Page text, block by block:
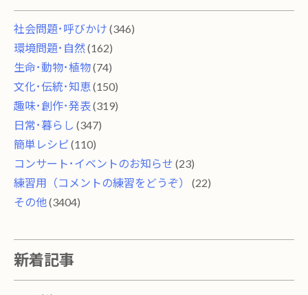
社会問題･呼びかけ (346)
環境問題･自然(162)
生命･動物･植物(74)
文化･伝統･知恵 (150)
趣味･創作･発表(319)
日常･暮らし (347)
簡単レシピ (110)
コンサート･イベントのお知らせ (23)
練習用（コメントの練習をどうぞ）
(22)
その他 (3404)
新着記事